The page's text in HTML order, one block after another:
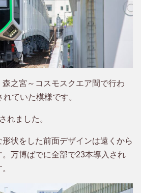
之宮～コスモスクエア間で行わ
ていた模様です。
れました。
状をした前面デザインは遠くから
。万博ばでに全部で23本導入され